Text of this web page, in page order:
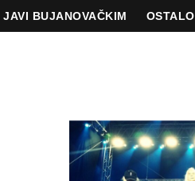
JAVI BUJANOVAČKIM OSTALO